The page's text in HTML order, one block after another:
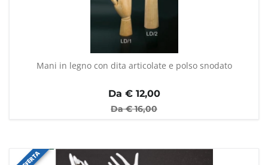
Mani in legno con dita articolate e polso snodato
Da €12,00
Da €16,00